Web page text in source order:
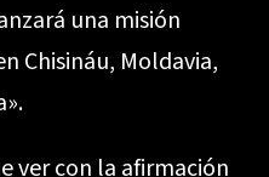
una misión
Chisináu, Moldavia,
ver con la afirmación